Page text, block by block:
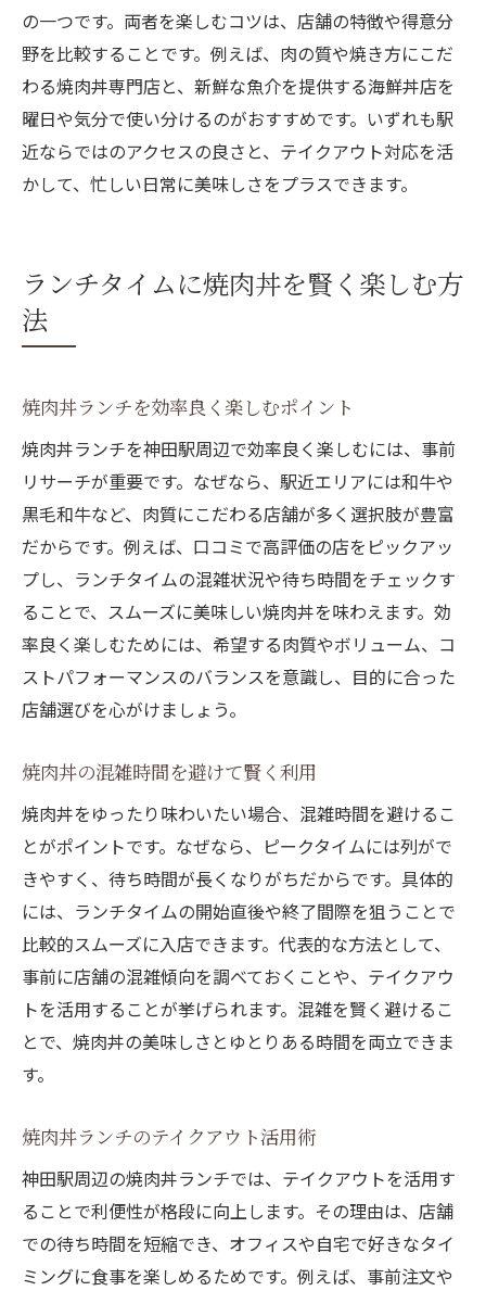
の一つです。両者を楽しむコツは、店舗の特徴や得意分
野を比較することです。例えば、肉の質や焼き方にこだ
わる焼肉丼専門店と、新鮮な魚介を提供する海鮮丼店を
曜日や気分で使い分けるのがおすすめです。いずれも駅
近ならではのアクセスの良さと、テイクアウト対応を活
かして、忙しい日常に美味しさをプラスできます。
ランチタイムに焼肉丼を賢く楽しむ方
法
焼肉丼ランチを効率良く楽しむポイント
焼肉丼ランチを神田駅周辺で効率良く楽しむには、事前
リサーチが重要です。なぜなら、駅近エリアには和牛や
黒毛和牛など、肉質にこだわる店舗が多く選択肢が豊富
だからです。例えば、口コミで高評価の店をピックアッ
プし、ランチタイムの混雑状況や待ち時間をチェックす
ることで、スムーズに美味しい焼肉丼を味わえます。効
率良く楽しむためには、希望する肉質やボリューム、コ
ストパフォーマンスのバランスを意識し、目的に合った
店舗選びを心がけましょう。
焼肉丼の混雑時間を避けて賢く利用
焼肉丼をゆったり味わいたい場合、混雑時間を避けるこ
とがポイントです。なぜなら、ピークタイムには列がで
きやすく、待ち時間が長くなりがちだからです。具体的
には、ランチタイムの開始直後や終了間際を狙うことで
比較的スムーズに入店できます。代表的な方法として、
事前に店舗の混雑傾向を調べておくことや、テイクアウ
トを活用することが挙げられます。混雑を賢く避けるこ
とで、焼肉丼の美味しさとゆとりある時間を両立できま
す。
焼肉丼ランチのテイクアウト活用術
神田駅周辺の焼肉丼ランチでは、テイクアウトを活用す
ることで利便性が格段に向上します。その理由は、店舗
での待ち時間を短縮でき、オフィスや自宅で好きなタイ
ミングに食事を楽しめるためです。例えば、事前注文や